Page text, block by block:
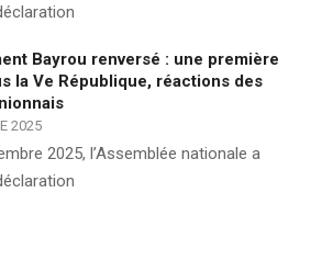
Bayrou renversé : une première
la Ve République, réactions des
2025
2025, l’Assemblée nationale a